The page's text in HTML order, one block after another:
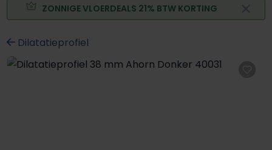
ZONNIGE VLOERDEALS 21% BTW KORTING
Dilatatieprofiel
Afbeeldingengalerij overslaan